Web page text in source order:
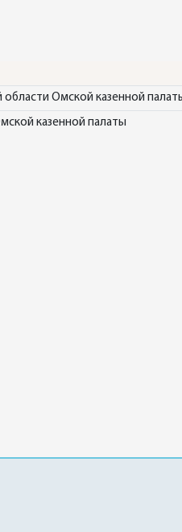
Омской казенной
казенной палаты